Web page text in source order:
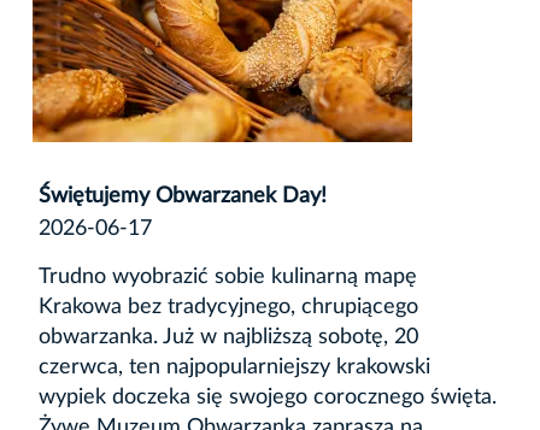
Świętujemy Obwarzanek Day!
2026-06-17
Trudno wyobrazić sobie kulinarną mapę
Krakowa bez tradycyjnego, chrupiącego
obwarzanka. Już w najbliższą sobotę, 20
czerwca, ten najpopularniejszy krakowski
wypiek doczeka się swojego corocznego święta.